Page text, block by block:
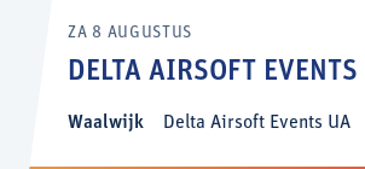
ZA 8 AUGUSTUS
DELTA AIRSOFT EVENTS
Waalwijk Delta Airsoft Events UA